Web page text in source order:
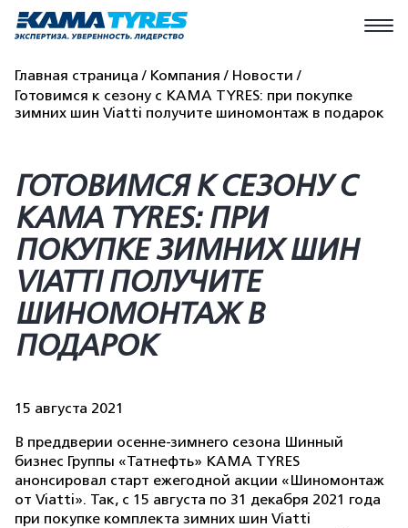
Главная страница Компания
Новости
Готовимся к сезону с KAMA TYRES: при покупке
зимних шин Viatti получите шиномонтаж в подарок
ГОТОВИМСЯ К СЕЗОНУ С
KAMA TYRES: ПРИ
ПОКУПКЕ ЗИМНИХ ШИН
VIATTI ПОЛУЧИТЕ
ШИНОМОНТАЖ В
ПОДАРОК
15 августа 2021
В преддверии осенне-зимнего сезона Шинный
бизнес Группы «Татнефть» KAMA TYRES
анонсировал старт ежегодной акции «Шиномонтаж
от Viatti». Так, с 15 августа по 31 декабря 2021 года
при покупке комплекта зимних шин Viatti